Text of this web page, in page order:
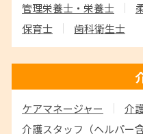
管理栄養士・栄養士
保育士
歯科衛生士
ケアマネージャー
介
介護スタッフ （ヘルパー含